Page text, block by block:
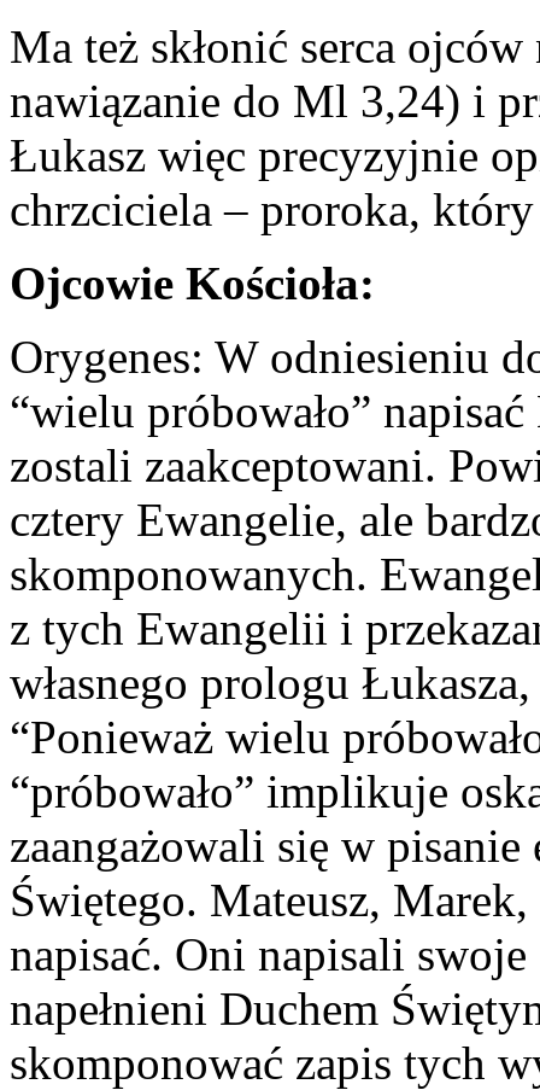
Ma też skłonić serca
nawiązanie do Ml 3,24) i
Łukasz więc precyzyjnie
chrzciciela – proroka,
Ojcowie Kościoła:
Orygenes: W odniesieniu
“wielu próbowało”
zostali zaakceptowani.
cztery Ewangelie, ale
skomponowanych.
z tych Ewangelii i
własnego prologu
“Ponieważ wielu
“próbowało” implikuje
zaangażowali się w
Świętego. Mateusz,
napisać. Oni napisali
napełnieni Duchem
skomponować zapis tych